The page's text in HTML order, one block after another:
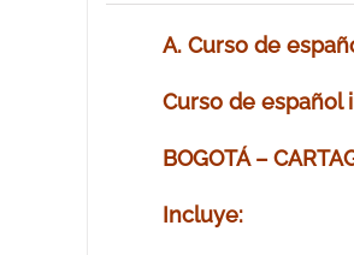
A. Curso de
Curso de español
BOGOTÁ –
Incluye: